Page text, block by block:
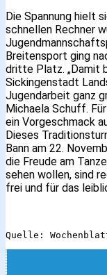
Die Spannung hielt
schnellen Rechner
Breitensport ging
dritte Platz. „Damit
Sickingenstadt
Jugendarbeit ganz
Michaela Schuff.
ein Vorgeschmack
Dieses
Bann am 22.
die Freude am
sehen wollen, sind
frei und für das
Quelle: